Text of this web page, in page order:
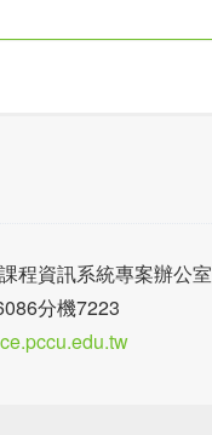
程資訊系統專案辦公室
分機7223